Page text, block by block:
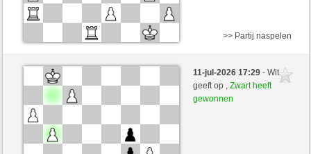
Zwart
Endspurt94 (1776) (-16)
Speelduur: 2 minutes/side + 0 seconds/move
Partij telt mee voor de ranglijst
>> Partij naspelen
11-jul-2026 17:29- Wit
geeft op ,Zwart heeft
gewonnen